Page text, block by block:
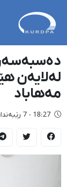
لەلایەن
مەهاباد
18:27 - 7 رێبەندان 2724